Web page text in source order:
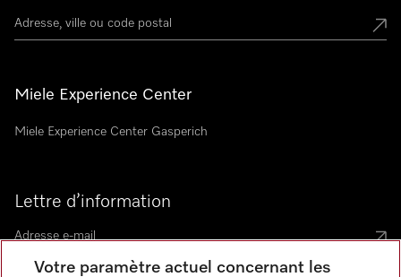
Miele Experience Center
Miele Experience Center Gasperich
Lettre d’information
Votre paramètre actuel concernant les